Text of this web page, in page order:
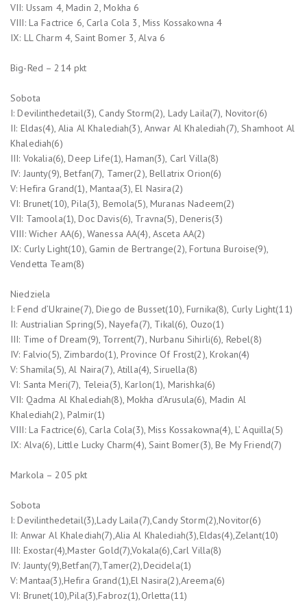
VII: Ussam 4, Madin 2, Mokha 6
VIII: La Factrice 6, Carla Cola 3, Miss Kossakowna 4
IX: LL Charm 4, Saint Bomer 3, Alva 6
Big-Red – 214 pkt
Sobota
I: Devilinthedetail(3), Candy Storm(2), Lady Laila(7), Novitor(6)
II: Eldas(4), Alia Al Khalediah(3), Anwar Al Khalediah(7), Shamhoot Al
Khalediah(6)
III: Vokalia(6), Deep Life(1), Haman(3), Carl Villa(8)
IV: Jaunty(9), Betfan(7), Tamer(2), Bellatrix Orion(6)
V: Hefira Grand(1), Mantaa(3), El Nasira(2)
VI: Brunet(10), Pila(3), Bemola(5), Muranas Nadeem(2)
VII: Tamoola(1), Doc Davis(6), Travna(5), Deneris(3)
VIII: Wicher AA(6), Wanessa AA(4), Asceta AA(2)
IX: Curly Light(10), Gamin de Bertrange(2), Fortuna Buroise(9),
Vendetta Team(8)
Niedziela
I: Fend d’Ukraine(7), Diego de Busset(10), Furnika(8), Curly Light(11)
II: Austrialian Spring(5), Nayefa(7), Tikal(6), Ouzo(1)
III: Time of Dream(9), Torrent(7), Nurbanu Sihirli(6), Rebel(8)
IV: Falvio(5), Zimbardo(1), Province Of Frost(2), Krokan(4)
V: Shamila(5), Al Naira(7), Atilla(4), Siruella(8)
VI: Santa Meri(7), Teleia(3), Karlon(1), Marishka(6)
VII: Qadma Al Khalediah(8), Mokha d’Arusula(6), Madin Al
Khalediah(2), Palmir(1)
VIII: La Factrice(6), Carla Cola(3), Miss Kossakowna(4), L’ Aquilla(5)
IX: Alva(6), Little Lucky Charm(4), Saint Bomer(3), Be My Friend(7)
Markola – 205 pkt
Sobota
I: Devilinthedetail(3),Lady Laila(7),Candy Storm(2),Novitor(6)
II: Anwar Al Khalediah(7),Alia Al Khalediah(3),Eldas(4),Zelant(10)
III: Exostar(4),Master Gold(7),Vokala(6),Carl Villa(8)
IV: Jaunty(9),Betfan(7),Tamer(2),Decidela(1)
V: Mantaa(3),Hefira Grand(1),El Nasira(2),Areema(6)
VI: Brunet(10),Pila(3),Fabroz(1),Orletta(11)